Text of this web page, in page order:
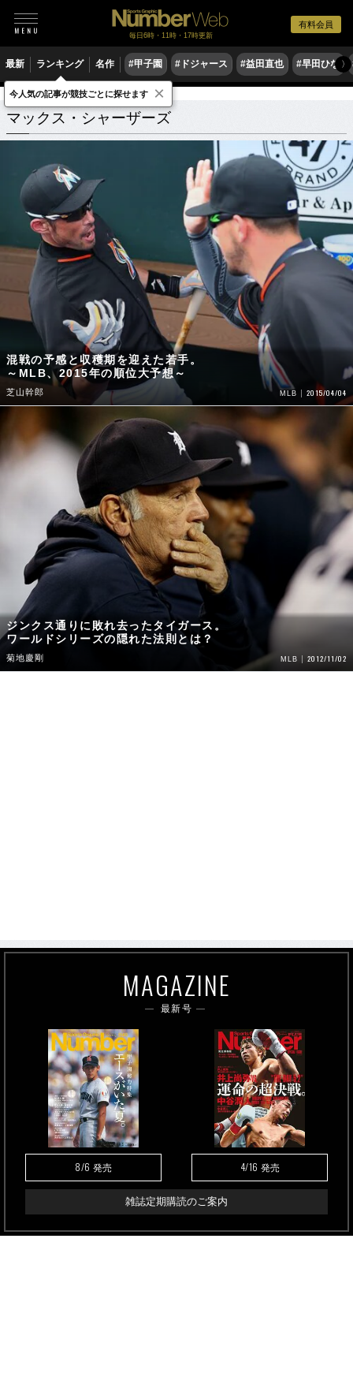
有料会員
毎日6時・11時・17時更新
最新 ランキング 名作 #甲子園 #ドジャース #益田直也 #早田ひな 〉
マックス・シャーザーズ 関連記事
マックス・シャーザーズ
混戦の予感と収穫期を迎えた若手。
～MLB、2015年の順位大予想～
芝山幹郎 MLB 2015/04/04
ジンクス通りに敗れ去ったタイガース。
ワールドシリーズの隠れた法則とは？
菊地慶剛 MLB 2012/11/02
MAGAZINE
最新号
8/6 発売 4/16 発売
雑誌定期購読のご案内
今人気の記事が競技ごとに探せます ×